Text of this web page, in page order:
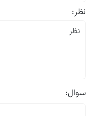
نظر:
سوال: